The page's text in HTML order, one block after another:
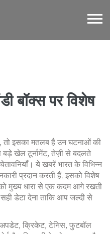
बॉक्स पर विशेष
तो इसका मतलब है उन घटनाओं की
खेल टूर्नामेंट, तेज़ी से बदलते
ये खबरें भारत के विभिन्न
प्रदान करती हैं. इसकोविशेष
मुख्य धारा से एक कदम आगे रखती
डेटा देना ताकि आप जल्दी से
, क्रिके­ट, टेनिस, फुटबॉल